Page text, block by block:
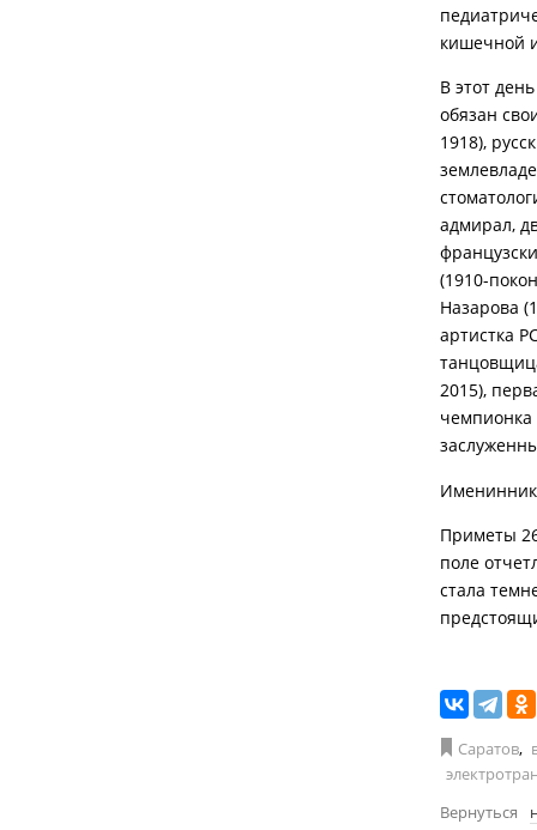
кишечной
В этот
обязан
1918),
адмирал,
(1910-
Назарова
артистка
2015),
чемпионка
Приметы
поле
стала
Саратов,
Вернуться